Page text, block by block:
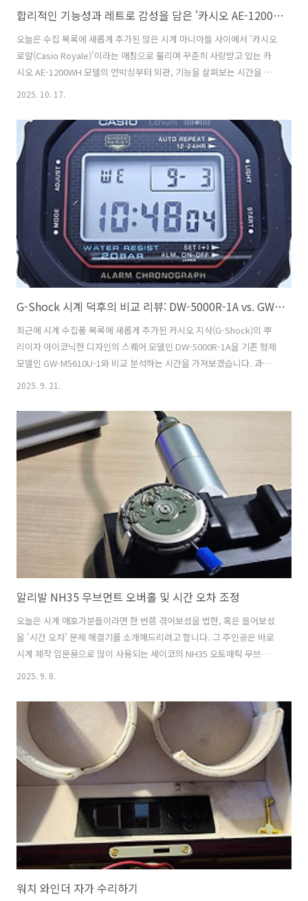
합리적인 기능성과 레트로 감성을 담은 '카시오 AE-1200WH' 언박싱 & 리뷰: 일명 '카시오 로얄'의 매력 탐구
오늘은 수집 목록에 새롭게 추가된 많은 시계 마니아들 사이에서 '카시오
로얄(Casio Royale)'이라는 애칭으로 불리며 꾸준히 사랑받고 있는 카
시오 AE-1200WH 모델의 언박싱부터 외관, 기능을 살펴보는 시간을 갖
겠습니다. 1. 외관시계 본체에 명시된 특징들을 통해 이 시계가 어떤 가치
"WORLD TIME (31TZ / 48 Cities)", "5 Alarms", "100m Water
Resistant"와 같은 문구들은 이 시계가 장시간 지속되는 배터리 수명,
전 세계 어디서든 시간을 확인할 수 있는 월드타임 기능, 일상생활을 위
한 다중 알람, 그리고 넉넉한 방수 성능을 강조하고 있음을 보여줍니다.
이는 카시오가 추구하..
2025. 10. 17.
G-Shock 시계 덕후의 비교 리뷰: DW-5000R-1A vs. GW-M5610U-1
최근에 시계 수집품 목록에 새롭게 추가된 카시오 지샥(G-Shock)의 뿌
리이자 아이코닉한 디자인의 스퀘어 모델인 DW-5000R-1A을 기존 형제
모델인 GW-M5610U-1와 비교 분석하는 시간을 가져보겠습니다. 과연
당신의 손목에는 어떤 지샥이 더 잘 어울릴까요? 첫 번째 주자: 지샥의 오
지샥의 30년 역사를 기념하며 출시된 '오리진(Origin)' 시리즈 중 하나
로, 1983년 탄생한 최초의 지샥 DW-5000C의 정신을 계승한 모델입니
다. 1. 출시 배경 및 역사1983년, 개발자 키쿠오 이베(Kikuo Ibe)는 '떨어
뜨려도 깨지지 않는 시계'를 목표로 3중 보호 구조, 올 우레탄 일체형 베
2025. 9. 21.
알리발 NH35 무브먼트 오버홀 및 시간 오차 조정
오늘은 시계 애호가분들이라면 한 번쯤 겪어보셨을 법한, 혹은 들어보셨
을 '시간 오차' 문제 해결기를 소개해드리려고 합니다. 그 주인공은 바로
시계 제작 입문용으로 많이 사용되는 세이코의 NH35 오토매틱 무브먼트
입니다. 어느 날 갑자기 동작이 정상적이지 않아, 정확한 시간을 알려주
의 건강 상태 (사진 1)문제 해결의 시작은 정확한 진단입니다. 시계의 심
장이라 할 수 있는 무브먼트의 상태를 파악하기 위해 '타임그래퍼
(Timegrapher)'라는 전문 장비를 사용했습니다.사진 1에서 타임그래퍼
화면을 보시면 처음 무브먼트를 측정했을 때의 수치가 보입니다.-11s/d:
하루에 11초 느리게 가는 것을 의미합니다. (일 오차)\195°: ..
2025. 9. 8.
워치 와인더 자가 수리하기